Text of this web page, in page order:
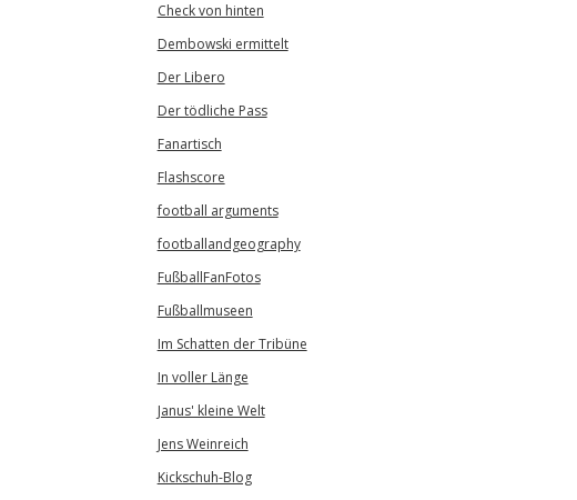
Check von hinten
Dembowski ermittelt
Der Libero
Der tödliche Pass
Fanartisch
Flashscore
football arguments
footballandgeography
FußballFanFotos
Fußballmuseen
Im Schatten der Tribüne
In voller Länge
Janus' kleine Welt
Jens Weinreich
Kickschuh-Blog